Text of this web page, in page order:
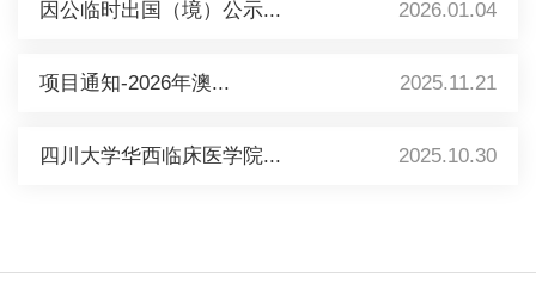
因公临时出国（境）公示... 2026.01.04
项目通知-2026年澳... 2025.11.21
四川大学华西临床医学院... 2025.10.30